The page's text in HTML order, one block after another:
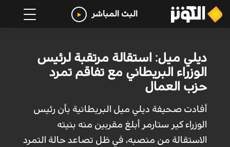
البث المباشر
ديلي ميل: استقالة مرتقبة لرئيس
الوزراء البريطاني مع تفاقم تمرد
حزب العمال
أفادت صحيفة ديلي ميل البريطانية بأن رئيس
الوزراء كير ستارمر أبلغ مقربين منه بنيته
الاستقالة من منصبه، في ظل تصاعد حالة التمرد